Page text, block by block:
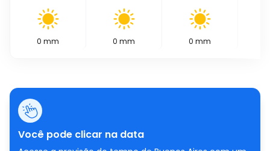
0 mm 0 mm 0 mm
Você pode clicar na data